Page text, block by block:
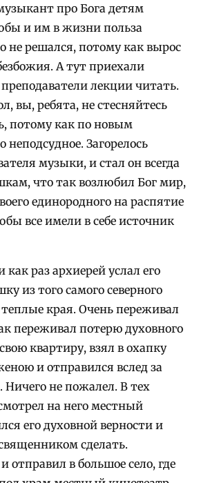
про Бога детям
и им в жизни польза
не решался, потому как вырос
А тут приехали
лекции читать.
вы, ребята, не стесняйтесь
потому как по новым
неподсудное. Загорелось
музыки, и стал он всегда
что так возлюбил Бог мир,
единородного на распятие
все имели в себе источник
как раз архиерей услал его
из того самого северного
теплые края. Очень переживал
переживал потерю духовного
квартиру, взял в охапку
и отправился вслед за
не пожалел. В тех
на него местный
его духовной верности и
сделать.
отправил в большое село, где